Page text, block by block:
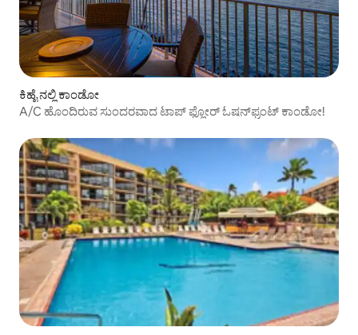
ಕಿಹೈ ನಲ್ಲಿ ಕಾಂಡೋ
A/C ಹೊಂದಿರುವ ಸುಂದರವಾದ ಟಾಪ್ ಫ್ಲೋರ್ ಓಷನ್‌ಫ್ರಂಟ್ ಕಾಂಡೋ!